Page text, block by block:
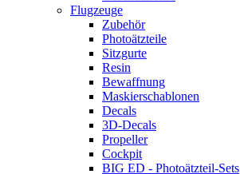
Flugzeuge
Zubehör
Photoätzteile
Sitzgurte
Resin
Bewaffnung
Maskierschablonen
Decals
3D-Decals
Propeller
Cockpit
BIG ED - Photoätzteil-Sets